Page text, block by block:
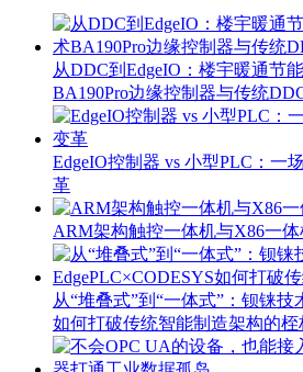
从DDC到EdgeIO：楼宇暖通
BA190Pro边缘控制器与传统
EdgeIO控制器 vs 小型PLC：一
革
ARM架构触控一体机与X86一
从“堆叠式”到“一体式”：钡铼技
如何打破传统智能制造架构的桎